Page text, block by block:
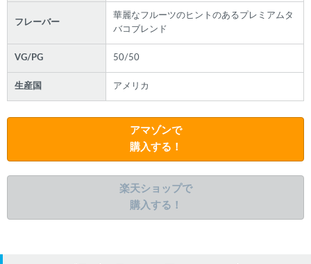
フレーバー
華麗なフルーツのヒントのあるプレミアムタ
バコブレンド
VG/PG 50/50
生産国 アメリカ
アマゾンで
購入する！
楽天ショップで
購入する！